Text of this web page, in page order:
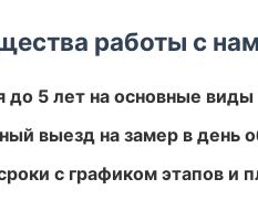
работы с
до 5 лет на основные виды
выезд на замер в день
с графиком этапов и